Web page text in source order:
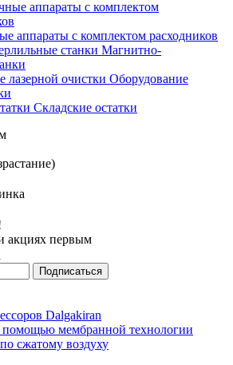
аппараты с комплектом расходников
Магнитно-
Оборудование
Складские остатки
акциях первым
Dalgakiran
помощью мембранной технологии
сжатому воздуху